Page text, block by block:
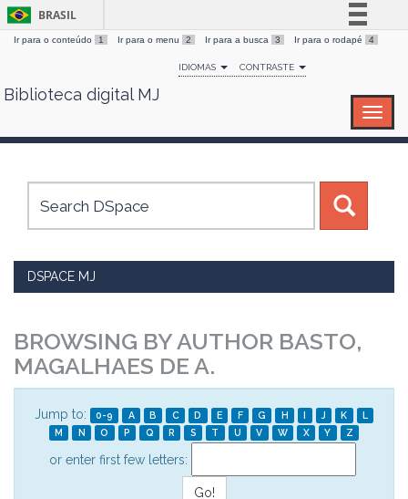
Skip
BRASIL
Simplifique!
Comunica BR
Canais
Ir para o conteúdo 1 Ir para o menu 2 Ir para a busca 3 Ir para o rodapé 4
IDIOMAS CONTRASTE
Biblioteca digital MJ
DSPACE MJ
BROWSING BY AUTHOR BASTO,
MAGALHAES DE A.
Jump to: 0-9 A B C D E F G H I J K
L
M
N O P Q R S T U V W X Y Z
or enter first few letters: